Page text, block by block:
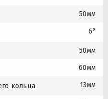
50мм
6°
50мм
60мм
кольца 13мм